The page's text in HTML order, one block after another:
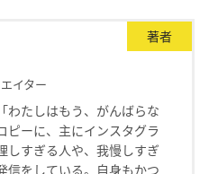
著者
イター
わたしはもう、がんばらな
ピーに、主にインスタグラ
しすぎる人や、我慢しすぎ
信をしている。自身もかつ